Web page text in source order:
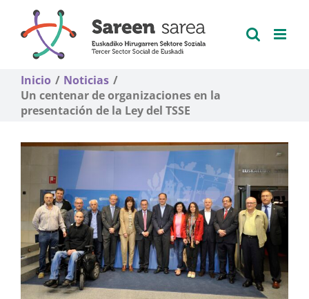
contenido
Inicio
Noticias
Un centenar de organizaciones en la
presentación de la Ley del TSSE